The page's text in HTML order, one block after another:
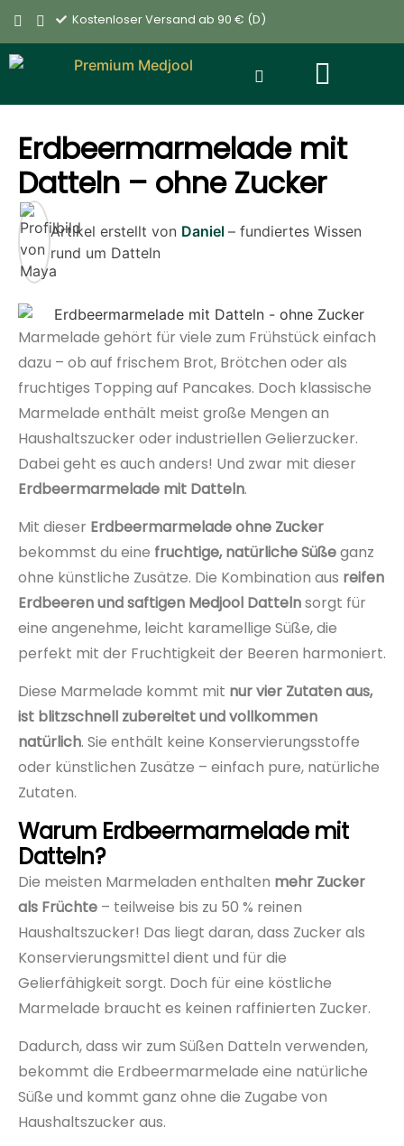
Kostenloser Versand ab 90 € (D)
Erdbeermarmelade mit
Datteln – ohne Zucker
Artikel erstellt von Daniel – fundiertes Wissen
rund um Datteln
Marmelade gehört für viele zum Frühstück einfach
dazu – ob auf frischem Brot, Brötchen oder als
fruchtiges Topping auf Pancakes. Doch klassische
Marmelade enthält meist große Mengen an
Haushaltszucker oder industriellen Gelierzucker.
Dabei geht es auch anders! Und zwar mit dieser
Erdbeermarmelade mit Datteln.
Mit dieser Erdbeermarmelade ohne Zucker
bekommst du eine fruchtige, natürliche Süßeganz
ohne künstliche Zusätze. Die Kombination aus reifen
Erdbeeren und saftigen Medjool Dattelnsorgt für
eine angenehme, leicht karamellige Süße, die
perfekt mit der Fruchtigkeit der Beeren harmoniert.
Diese Marmelade kommt mit nur vier Zutaten aus,
ist blitzschnell zubereitet und vollkommen
natürlich. Sie enthält keine Konservierungsstoffe
oder künstlichen Zusätze – einfach pure, natürliche
Zutaten.
Warum Erdbeermarmelade mit
Datteln?
Die meisten Marmeladen enthalten mehr Zucker
als Früchte – teilweise bis zu 50 % reinen
Haushaltszucker! Das liegt daran, dass Zucker als
Konservierungsmittel dient und für die
Gelierfähigkeit sorgt. Doch für eine köstliche
Marmelade braucht es keinen raffinierten Zucker.
Dadurch, dass wir zum Süßen Datteln verwenden,
bekommt die Erdbeermarmelade eine natürliche
Süße und kommt ganz ohne die Zugabe von
Haushaltszucker aus.